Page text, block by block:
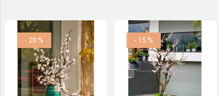
- 20 % - 15 %